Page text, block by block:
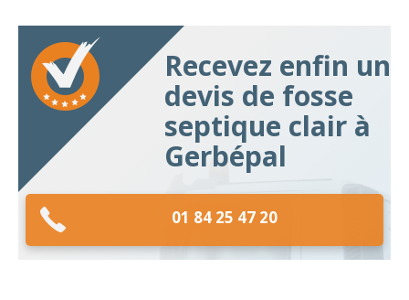
Recevez enfin un
devis de fosse
septique clair à
Gerbépal
01 84 25 47 20